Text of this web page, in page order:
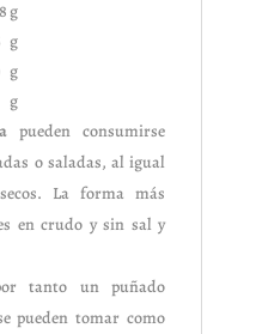
g
g
g
g
pueden consumirse
o saladas, al igual
La forma más
en crudo y sin sal y
tanto un puñado
pueden tomar como